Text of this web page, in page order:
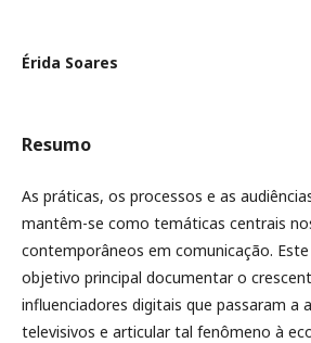
Érida Soares
Resumo
As práticas, os processos e as
mantêm-se como temáticas centrais
contemporâneos em comunicação.
objetivo principal documentar o
influenciadores digitais que passaram a
televisivos e articular tal fenômeno à